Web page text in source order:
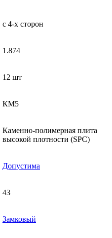
с 4-х сторон
1.874
12 шт
КМ5
Каменно-полимерная плита
высокой плотности (SPC)
Допустима
43
Замковый